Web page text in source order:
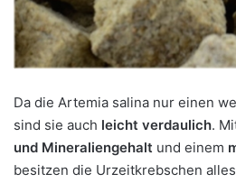
Da die Artemia salina nur einen
sind sie auch leicht verdaulich.
und Mineraliengehalt und einem
besitzen die Urzeitkrebschen